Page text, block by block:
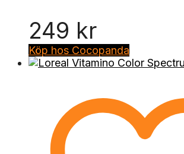
249 kr
Köp hos Cocopanda